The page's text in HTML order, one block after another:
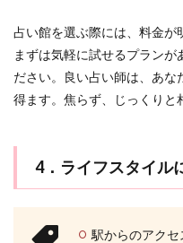
占い館を選ぶ際には、料金が
まずは気軽に試せるプランが
ださい。良い占い師は、あな
得ます。焦らず、じっくりと
4．ライフスタイル
駅からのアク